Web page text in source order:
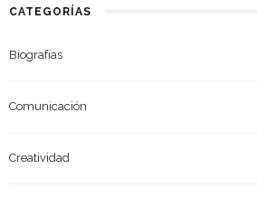
CATEGORÍAS
Biografías
Comunicación
Creatividad